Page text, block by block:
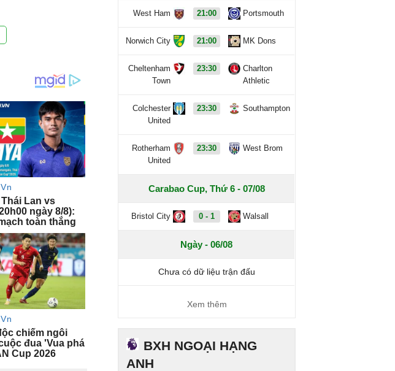
West Ham 21:00 Portsmouth
Norwich City 21:00 MK Dons
Cheltenham
Town
23:30
Charlton
Athletic
Colchester
United
23:30 Southampton
Rotherham
United
23:30 West Brom
Carabao Cup, Thứ 6 - 07/08
Bristol City 0 - 1 Walsall
Ngày - 06/08
Chưa có dữ liệu trận đấu
Xem thêm
BXH NGOẠI HẠNG
ANH